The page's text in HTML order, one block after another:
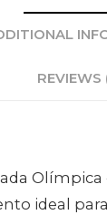
REVIEWS
Olímpica
ideal